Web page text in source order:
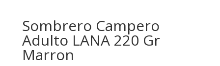
Sombrero Campero
Adulto LANA 220 Gr
Marron